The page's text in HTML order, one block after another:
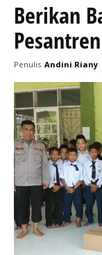
Berikan
Pesantren
Penulis Andini Riany